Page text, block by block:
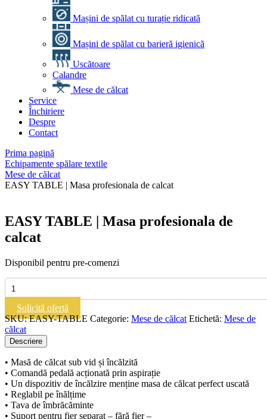
Mașini de spălat cu turație ridicată
Mașini de spălat cu barieră igienică
Uscătoare
Calandre
Mese de călcat
Service
Închiriere
Despre
Contact
Prima pagină
Echipamente spălare textile
Mese de călcat
EASY TABLE | Masa profesionala de calcat
EASY TABLE | Masa profesionala de
calcat
Disponibil pentru pre-comenzi
Cantitate
EASY
TABLE
|
Masa
profesionala
de
calcat
Solicită ofertă
SKU:EASY-TABLE Categorie: Mese de călcat Etichetă: Mese de
călcat
Descriere
• Masă de călcat sub vid și încălzită
• Comandă pedală acționată prin aspirație
• Un dispozitiv de încălzire menține masa de călcat perfect uscată
• Reglabil pe înălțime
• Tava de îmbrăcăminte
• Suport pentru fier separat – fără fier –